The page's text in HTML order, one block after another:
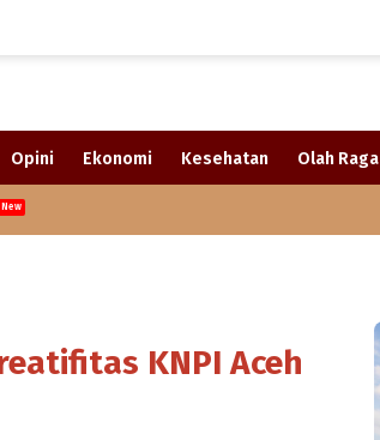
Opini Ekonomi Kesehatan Olah Raga
KNPI Aceh